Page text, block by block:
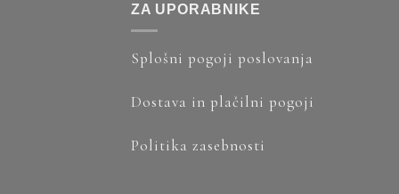
ZA UPORABNIKE
Splošni pogoji poslovanja
Dostava in plačilni pogoji
Politika zasebnosti